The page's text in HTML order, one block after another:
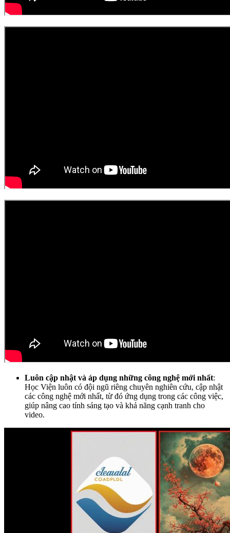
Luôn cập nhật và áp dụng những công nghệ mới nhất:
Học Viện luôn có đội ngũ riêng chuyên nghiên cứu, cập nhật
các công nghệ mới nhất, từ đó ứng dụng trong các công việc,
giúp nâng cao tính sáng tạo và khả năng cạnh tranh cho
video.